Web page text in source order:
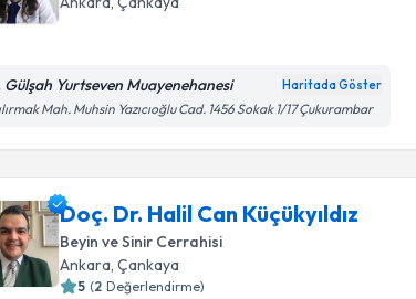
Gülşah Yurtseven Muayenehanesi Haritada Göster
Mah. Muhsin Yazıcıoğlu Cad. 1456 Sokak 1/17 Çukurambar
Doç. Dr. Halil Can Küçükyıldız
Beyin ve Sinir Cerrahisi
Ankara , Çankaya
5 (2 Değerlendirme)